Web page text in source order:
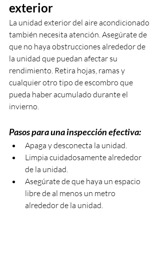
exterior
La unidad exterior del aire acondicionado
también necesita atención. Asegúrate de
que no haya obstrucciones alrededor de
la unidad que puedan afectar su
rendimiento. Retira hojas, ramas y
cualquier otro tipo de escombro que
pueda haber acumulado durante el
invierno.
Pasos para una inspección efectiva:
Apaga y desconecta la unidad.
Limpia cuidadosamente alrededor
de la unidad.
Asegúrate de que haya un espacio
libre de al menos un metro
alrededor de la unidad.